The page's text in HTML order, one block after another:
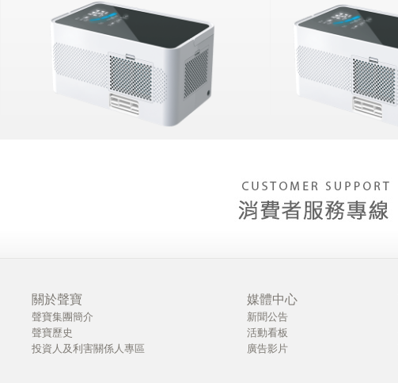
關於聲寶
聲寶集團簡介
聲寶歷史
投資人及利害關係人專區
媒體中心
新聞公告
活動看板
廣告影片